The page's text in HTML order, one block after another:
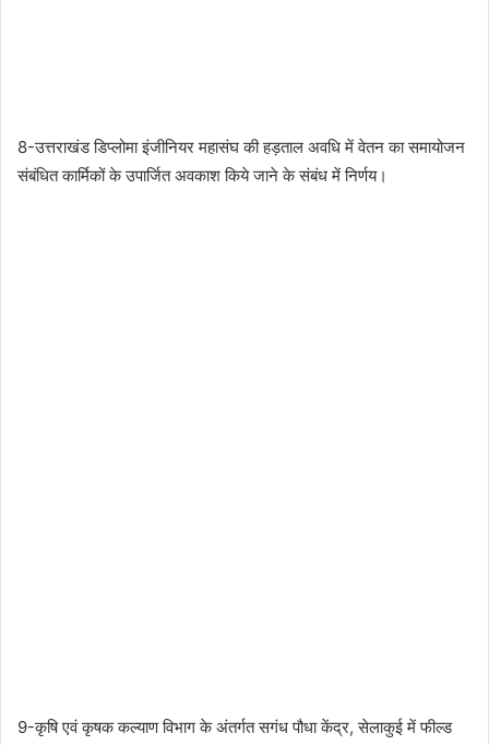
8-उत्तराखंड डिप्लोमा इंजीनियर महासंघ की हड़ताल अवधि में वेतन का समायोजन
संबंधित कार्मिकों के उपार्जित अवकाश किये जाने के संबंध में निर्णय।
9-कृषि एवं कृषक कल्याण विभाग के अंतर्गत सगंध पौधा केंद्र, सेलाकुई में फील्ड